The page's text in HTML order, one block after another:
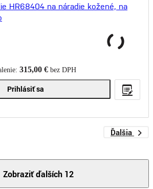
HR68404 na náradie kožené, na
315,00 € bez DPH
Prihlásiť sa
Zobraziť ďalších 12
Ďalšia